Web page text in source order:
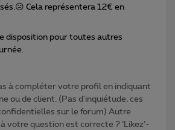
Cela représentera 12€ en
disposition pour toutes autres
à compléter votre profil en indiquant
ou de client. (Pas d'inquiétude, ces
sur le forum) Autre
votre question est correcte ? ‘Likez’-